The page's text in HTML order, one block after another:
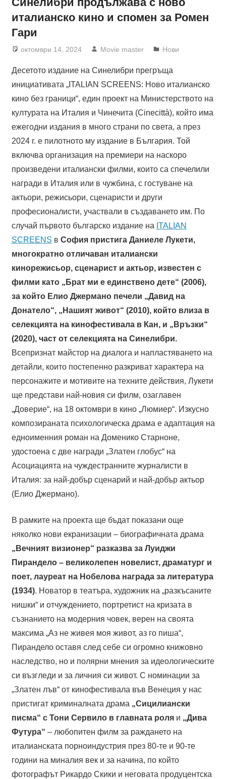
италианско кино и спомен за Ромен
Гари
октомври 14, 2024 Movie master Нови
Десетото издание на Синелибри прегръща
инициативата „ITALIAN SCREENS: Ново италианско
кино без граници“, един проект на Министерството на
културата на Италия и Чинечита (Cinecittà), който има
ежегодни издания в много страни по света, а през
2024 г. е пилотното му издание в България. Той
включва организация на премиери на наскоро
произведени италиански филми, които са спечелили
награди в Италия или в чужбина, с гостуване на
актьори, режисьори, сценаристи и други
професионалисти, участвали в създаването им. По
случай първото българско издание на ITALIAN
SCREENS в София пристига Даниеле Лукети,
многократно отличаван италиански
кинорежисьор, сценарист и актьор, известен с
филми като „Брат ми е единствено дете“ (2006),
за който Елио Джермано печели „Давид на
Донатело“, „Нашият живот“ (2010), който влиза в
селекцията на кинофестивала в Кан, и „Връзки“
(2020), част от селекцията на Синелибри.
Всепризнат майстор на диалога и напластяването на
детайли, които постепенно разкриват характера на
персонажите и мотивите на техните действия, Лукети
ще представи най-новия си филм, озаглавен
„Доверие“, на 18 октомври в кино „Люмиер“. Изкусно
композираната психологическа драма е адаптация на
едноименния роман на Доменико Старноне,
удостоена с две награди „Златен глобус“ на
Асоциацията на чуждестранните журналисти в
Италия: за най-добър сценарий и най-добър актьор
(Елио Джермано).
В рамките на проекта ще бъдат показани още
няколко нови екранизации – биографичната драма
„Вечният визионер“ разказва за Луиджи
Пирандело – великолепен новелист, драматург и
поет, лауреат на Нобелова награда за литература
(1934). Новатор в театъра, художник на „разкъсаните
нишки“ и отчуждението, портретист на кризата в
съзнанието на модерния човек, верен на своята
максима „Аз не живея моя живот, аз го пиша“,
Пирандело оставя след себе си огромно книжовно
наследство, но и полярни мнения за идеологическите
си възгледи и за личния си живот. С номинации за
„Златен лъв“ от кинофестивала във Венеция у нас
пристигат криминалната драма „Сицилиански
писма“ с Тони Сервило в главната роляи „Дива
Футура“ – любопитен филм за раждането на
италианската порноиндустрия през 80-те и 90-те
години на миналия век и за начина, по който
фотографът Рикардо Скики и неговата продуцентска